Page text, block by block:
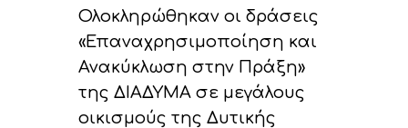
Ολοκληρώθηκαν οι δράσεις
«Επαναχρησιμοποίηση και
Ανακύκλωση στην Πράξη»
της ΔΙΑΔΥΜΑ σε μεγάλους
οικισμούς της Δυτικής